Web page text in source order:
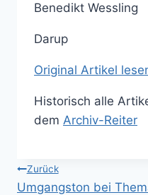
Benedikt Wessling
Darup
Original Artikel
Historisch alle
dem Archiv-Reiter
Zurück
Umgangston bei